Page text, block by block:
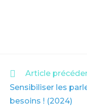
READ
ARTICLES
Article
Sensibiliser les
besoins ! (2024)